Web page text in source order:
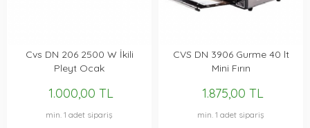
Cvs DN 206 2500 W İkili
Pleyt Ocak
1.000,00 TL
min. 1 adet sipariş
CVS DN 3906 Gurme 40 lt
Mini Fırın
1.875,00 TL
min. 1 adet sipariş